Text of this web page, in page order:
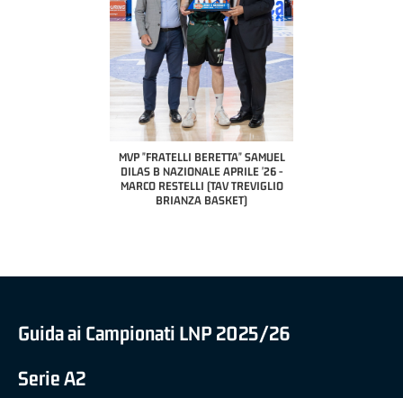
MVP "FRATELLI BERETTA" SAMUEL
DILAS B NAZIONALE APRILE '26 -
MARCO RESTELLI (TAV TREVIGLIO
BRIANZA BASKET)
Guida ai Campionati LNP 2025/26
Serie A2